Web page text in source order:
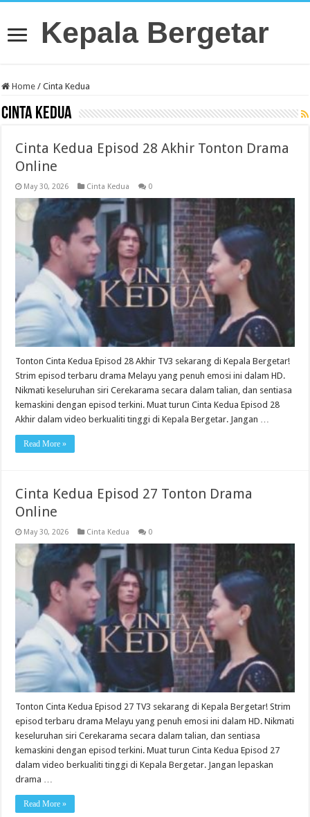
Kepala Bergetar
Home / Cinta Kedua
Cinta Kedua
Cinta Kedua Episod 28 Akhir Tonton Drama
Online
May 30, 2026 Cinta Kedua 0
Tonton Cinta Kedua Episod 28 Akhir TV3 sekarang di Kepala Bergetar!
Strim episod terbaru drama Melayu yang penuh emosi ini dalam HD.
Nikmati keseluruhan siri Cerekarama secara dalam talian, dan sentiasa
kemaskini dengan episod terkini. Muat turun Cinta Kedua Episod 28
Akhir dalam video berkualiti tinggi di Kepala Bergetar. Jangan …
Read More »
Cinta Kedua Episod 27 Tonton Drama
Online
May 30, 2026 Cinta Kedua 0
Tonton Cinta Kedua Episod 27 TV3 sekarang di Kepala Bergetar! Strim
episod terbaru drama Melayu yang penuh emosi ini dalam HD. Nikmati
keseluruhan siri Cerekarama secara dalam talian, dan sentiasa
kemaskini dengan episod terkini. Muat turun Cinta Kedua Episod 27
dalam video berkualiti tinggi di Kepala Bergetar. Jangan lepaskan
drama …
Read More »